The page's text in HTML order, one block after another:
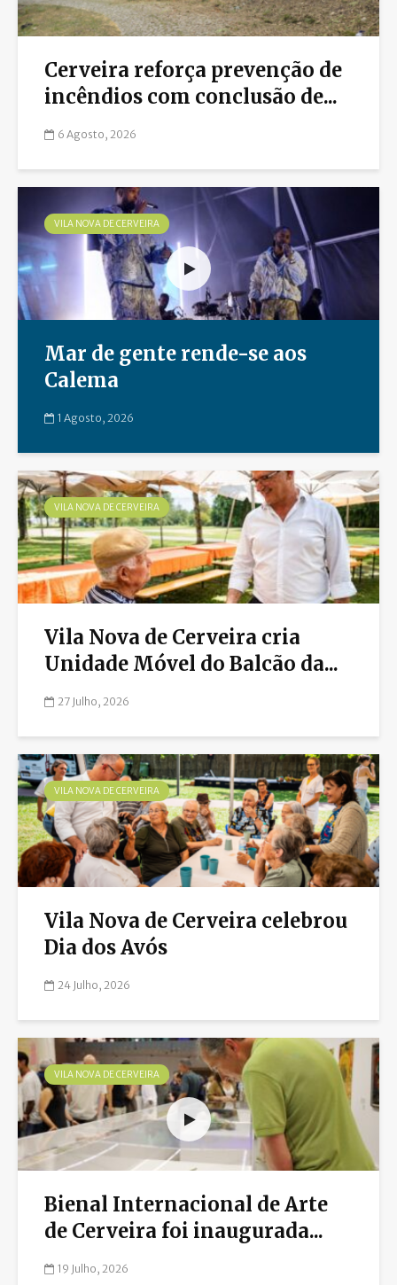
Cerveira reforça prevenção de
incêndios com conclusão de...
6 Agosto, 2026
VILA NOVA DE CERVEIRA
Mar de gente rende-se aos
Calema
1 Agosto, 2026
VILA NOVA DE CERVEIRA
Vila Nova de Cerveira cria
Unidade Móvel do Balcão da...
27 Julho, 2026
VILA NOVA DE CERVEIRA
Vila Nova de Cerveira celebrou
Dia dos Avós
24 Julho, 2026
VILA NOVA DE CERVEIRA
Bienal Internacional de Arte
de Cerveira foi inaugurada...
19 Julho, 2026